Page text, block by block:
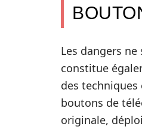
Les dangers
constitue
des
boutons de
originale,